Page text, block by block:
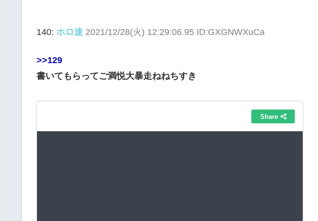
140: ホロ速 2021/12/28(火) 12:29:06.95 ID:GXGNWXuCa
>>129
書いてもらってご満悦大暴走ねねちすき